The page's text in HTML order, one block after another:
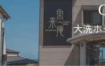
大洗ホ